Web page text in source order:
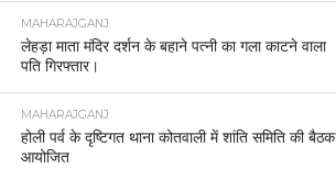
MAHARAJGANJ
लेहड़ा माता मंदिर दर्शन के बहाने पत्नी का गला काटने वाला
पति गिरफ्तार।
MAHARAJGANJ
होली पर्व के दृष्टिगत थाना कोतवाली में शांति समिति की बैठक
आयोजित